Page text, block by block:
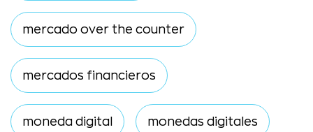
mercado over the counter
mercados financieros
moneda digital monedas digitales